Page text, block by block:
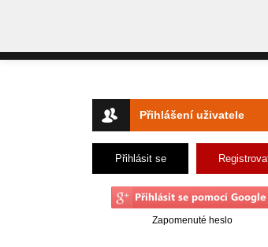
Přihlášení uživatele
Přihlásit se
Zapomenuté heslo